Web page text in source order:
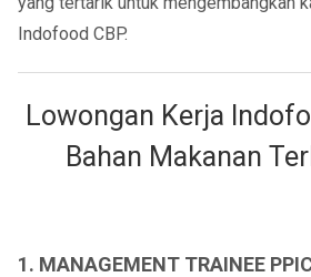
Indofood CBP.
Lowongan Kerja
Bahan Makanan
1. MANAGEMENT TRAINEE